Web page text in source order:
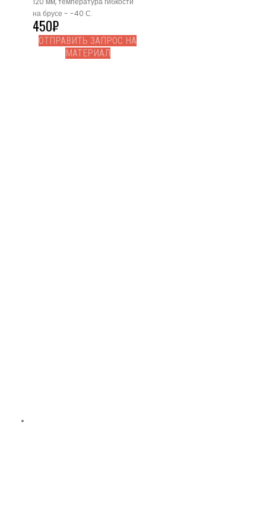
на брусе - -40 С.
450₽
ОТПРАВИТЬ ЗАПРОС НА
МАТЕРИАЛ